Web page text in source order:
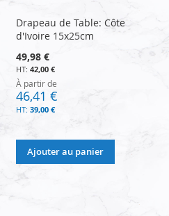
Drapeau de Table: Côte
d'Ivoire 15x25cm
49,98 €
42,00 €
À partir de
46,41 €
39,00 €
Ajouter au panier